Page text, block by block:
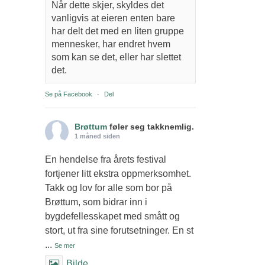
Når dette skjer, skyldes det
vanligvis at eieren enten bare
har delt det med en liten gruppe
mennesker, har endret hvem
som kan se det, eller har slettet
det.
Se på Facebook · Del
Brøttum føler seg takknemlig.
1 måned siden
En hendelse fra årets festival
fortjener litt ekstra oppmerksomhet.
Takk og lov for alle som bor på
Brøttum, som bidrar inn i
bygdefellesskapet med smått og
stort, ut fra sine forutsetninger. En st
... Se mer